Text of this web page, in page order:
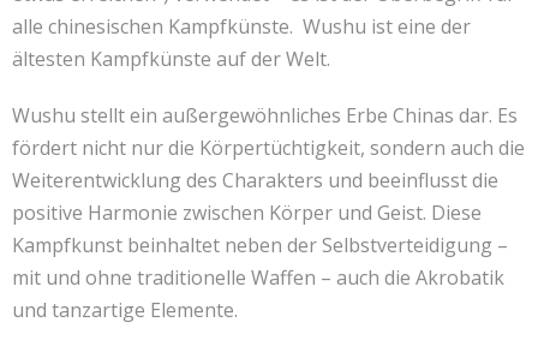
alle chinesischen Kampfkünste. Wushu ist eine der
ältesten Kampfkünste auf der Welt.
Wushu stellt ein außergewöhnliches Erbe Chinas dar. Es
fördert nicht nur die Körpertüchtigkeit, sondern auch die
Weiterentwicklung des Charakters und beeinflusst die
positive Harmonie zwischen Körper und Geist. Diese
Kampfkunst beinhaltet neben der Selbstverteidigung –
mit und ohne traditionelle Waffen – auch die Akrobatik
und tanzartige Elemente.